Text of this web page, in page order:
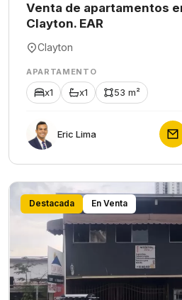
Venta de apartamentos
Clayton. EAR
Clayton
APARTAMENTO
x1 x1 53 m²
Eric Lima
Destacada En Venta